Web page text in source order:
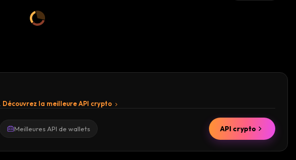
Découvrez la meilleure API crypto
Meilleures API de wallets API crypto